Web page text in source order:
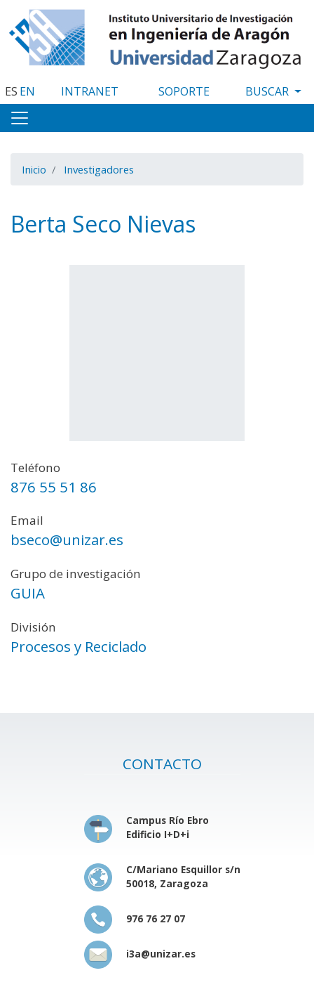
al
contenido
principal
ES EN INTRANET SOPORTE
Inicio Investigadores
Berta Seco Nievas
Teléfono
876 55 51 86
Email
bseco@unizar.es
Grupo de investigación
GUIA
División
Procesos y Reciclado
CONTACTO
Campus Río Ebro
Edificio I+D+i
C/Mariano Esquillor s/n
50018, Zaragoza
976 76 27 07
i3a@unizar.es